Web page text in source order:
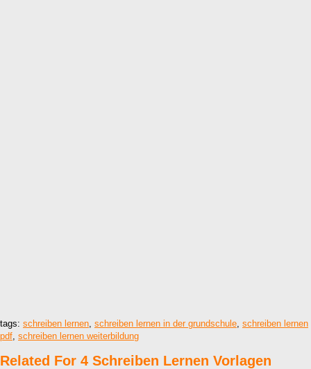
tags: schreiben lernen, schreiben lernen in der grundschule, schreiben lernen
pdf, schreiben lernen weiterbildung
Related For 4 Schreiben Lernen Vorlagen